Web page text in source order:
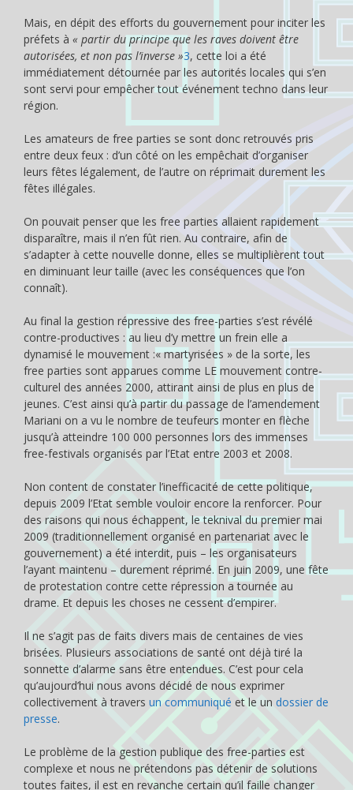
Mais, en dépit des efforts du gouvernement pour inciter les
préfets à « partir du principe que les raves doivent être
autorisées, et non pas l’inverse »3, cette loi a été
immédiatement détournée par les autorités locales qui s’en
sont servi pour empêcher tout événement techno dans leur
région.
Les amateurs de free parties se sont donc retrouvés pris
entre deux feux : d’un côté on les empêchait d’organiser
leurs fêtes légalement, de l’autre on réprimait durement les
fêtes illégales.
On pouvait penser que les free parties allaient rapidement
disparaître, mais il n’en fût rien. Au contraire, afin de
s’adapter à cette nouvelle donne, elles se multiplièrent tout
en diminuant leur taille (avec les conséquences que l’on
connaît).
Au final la gestion répressive des free-parties s’est révélé
contre-productives : au lieu d’y mettre un frein elle a
dynamisé le mouvement :« martyrisées » de la sorte, les
free parties sont apparues comme LE mouvement contre-
culturel des années 2000, attirant ainsi de plus en plus de
jeunes. C’est ainsi qu’à partir du passage de l’amendement
Mariani on a vu le nombre de teufeurs monter en flèche
jusqu’à atteindre 100 000 personnes lors des immenses
free-festivals organisés par l’Etat entre 2003 et 2008.
Non content de constater l’inefficacité de cette politique,
depuis 2009 l’Etat semble vouloir encore la renforcer. Pour
des raisons qui nous échappent, le teknival du premier mai
2009 (traditionnellement organisé en partenariat avec le
gouvernement) a été interdit, puis – les organisateurs
l’ayant maintenu – durement réprimé. En juin 2009, une fête
de protestation contre cette répression a tournée au
drame. Et depuis les choses ne cessent d’empirer.
Il ne s’agit pas de faits divers mais de centaines de vies
brisées. Plusieurs associations de santé ont déjà tiré la
sonnette d’alarme sans être entendues. C’est pour cela
qu’aujourd’hui nous avons décidé de nous exprimer
collectivement à travers un communiqué et le un dossier de
presse.
Le problème de la gestion publique des free-parties est
complexe et nous ne prétendons pas détenir de solutions
toutes faites, il est en revanche certain qu’il faille changer